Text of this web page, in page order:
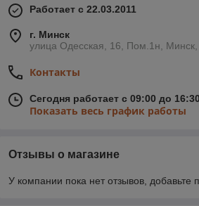
Работает с 22.03.2011
г. Минск
улица Одесская, 16, Пом.1н, Минск,
Контакты
Сегодня работает с 09:00 до 16:30
Показать весь график работы
Отзывы о магазине
У компании пока нет отзывов, добавьте